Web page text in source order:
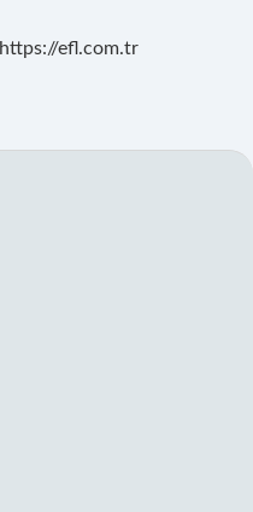
https://efl.com.tr